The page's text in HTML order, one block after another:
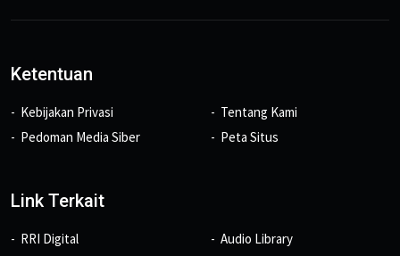
Ketentuan
Kebijakan Privasi
Pedoman Media Siber
Tentang Kami
Peta Situs
Link Terkait
RRI Digital
Audio Library